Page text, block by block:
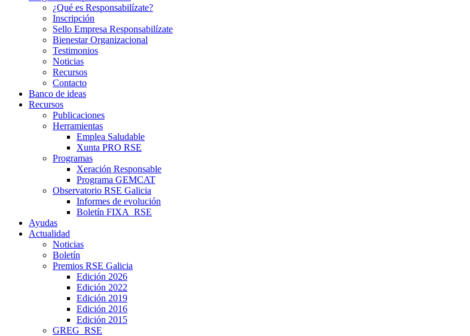
¿Qué es Responsabilízate?
Inscripción
Sello Empresa Responsabilízate
Bienestar Organizacional
Testimonios
Noticias
Recursos
Contacto
Banco de ideas
Recursos
Publicaciones
Herramientas
Emplea Saludable
Xunta PRO RSE
Programas
Xeración Responsable
Programa GEMCAT
Observatorio RSE Galicia
Informes de evolución
Boletín FIXA_RSE
Ayudas
Actualidad
Noticias
Boletín
Premios RSE Galicia
Edición 2026
Edición 2022
Edición 2019
Edición 2016
Edición 2015
GREG_RSE